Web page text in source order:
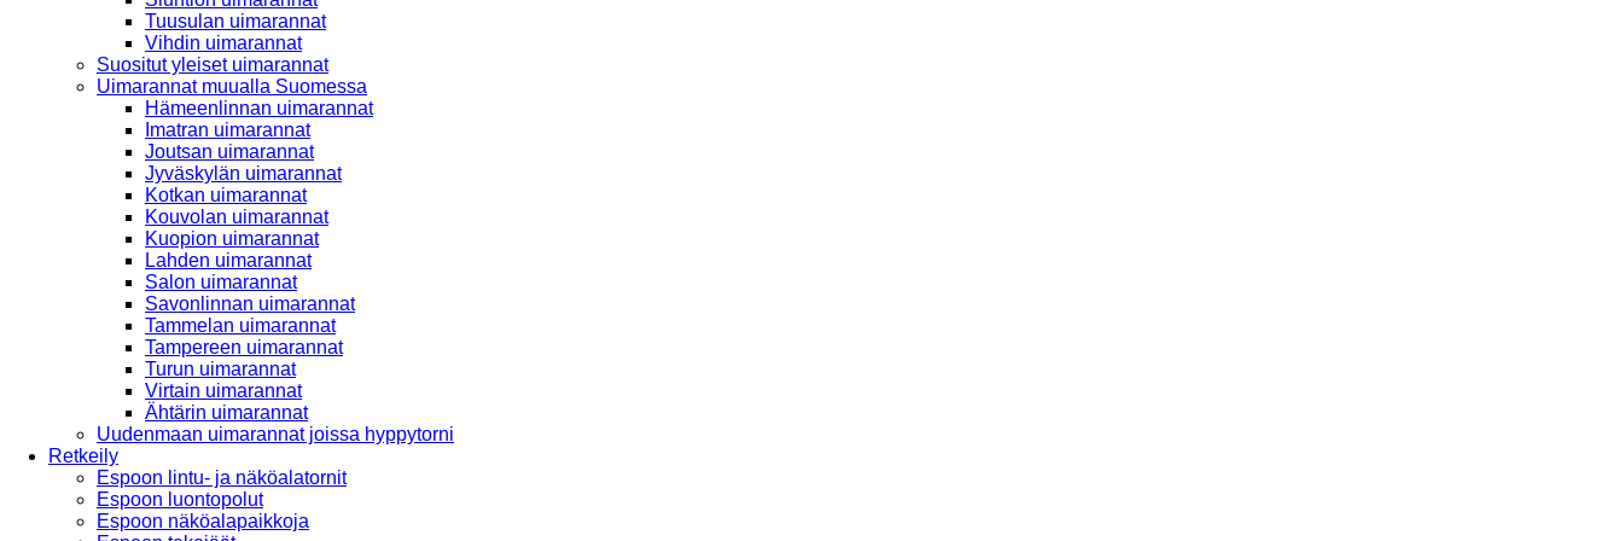
Tuusulan uimarannat
Vihdin uimarannat
Suositut yleiset uimarannat
Uimarannat muualla Suomessa
Hämeenlinnan uimarannat
Imatran uimarannat
Joutsan uimarannat
Jyväskylän uimarannat
Kotkan uimarannat
Kouvolan uimarannat
Kuopion uimarannat
Lahden uimarannat
Salon uimarannat
Savonlinnan uimarannat
Tammelan uimarannat
Tampereen uimarannat
Turun uimarannat
Virtain uimarannat
Ähtärin uimarannat
Uudenmaan uimarannat joissa hyppytorni
Retkeily
Espoon lintu- ja näköalatornit
Espoon luontopolut
Espoon näköalapaikkoja